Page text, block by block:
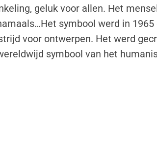
geluk voor allen. Het
symbool werd in
voor ontwerpen. Het werd
symbool van het